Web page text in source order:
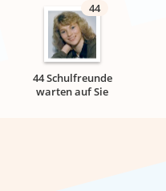
44
44 Schulfreunde
warten auf Sie